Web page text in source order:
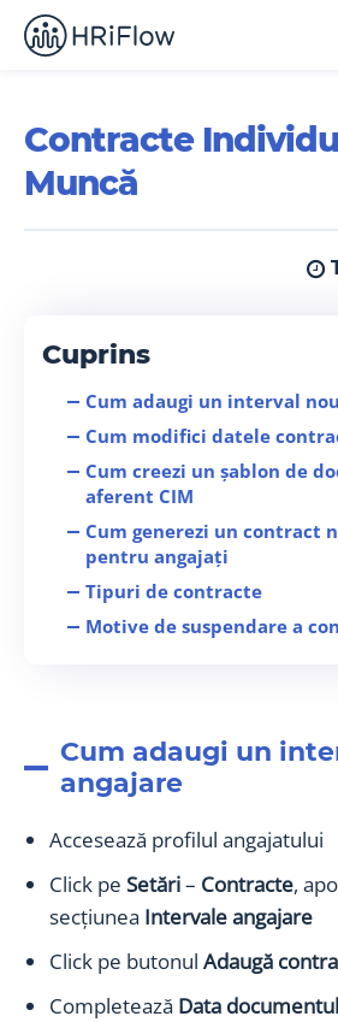
Contracte
Muncă
Cuprins
Cum adaugi un interval
Cum modifici datele
Cum creezi un șablon de
aferent CIM
Cum generezi un contract
pentru angajați
Tipuri de contracte
Motive de suspendare a
Cum adaugi motive de
încetare contract
Cum adaugi un
angajare
Accesează profilul angajatului
Click pe Setări– Contracte,
secțiunea Intervale angajare
Click pe butonul Adaugă
Completează Data